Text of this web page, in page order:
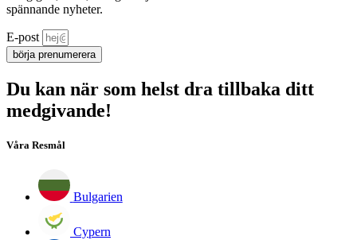
spännande nyheter.
E-post
börja prenumerera
Du kan när som helst dra tillbaka ditt
medgivande!
Våra Resmål
Bulgarien
Cypern